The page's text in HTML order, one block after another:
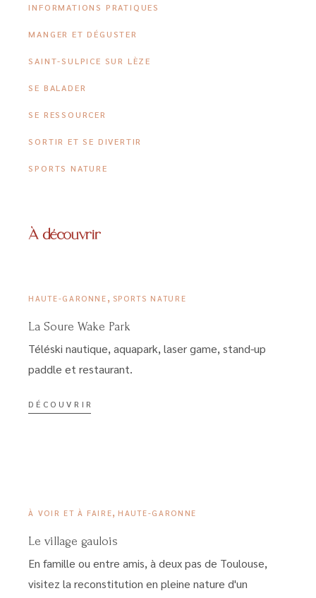
INFORMATIONS PRATIQUES
MANGER ET DÉGUSTER
SAINT-SULPICE SUR LÈZE
SE BALADER
SE RESSOURCER
SORTIR ET SE DIVERTIR
SPORTS NATURE
À découvrir
HAUTE-GARONNE , SPORTS NATURE
La Soure Wake Park
Téléski nautique, aquapark, laser game, stand-up
paddle et restaurant.
DÉCOUVRIR
À VOIR ET À FAIRE, HAUTE-GARONNE
Le village gaulois
En famille ou entre amis, à deux pas de Toulouse,
visitez la reconstitution en pleine nature d'un